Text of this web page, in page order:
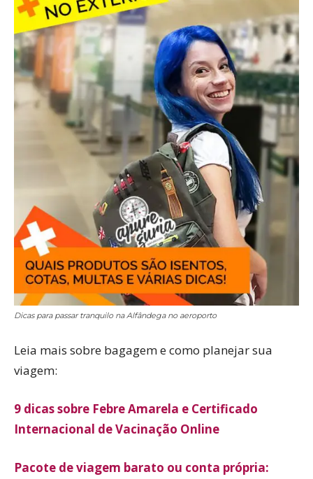
Dicas para passar tranquilo na Alfândega no aeroporto
Leia mais sobre bagagem e como planejar sua
viagem:
9 dicas sobre Febre Amarela e Certificado
Internacional de Vacinação Online
Pacote de viagem barato ou conta própria: